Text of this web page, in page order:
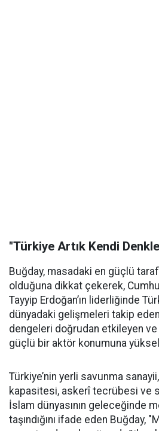
"Türkiye Artık Kendi
Buğday, masadaki en güçlü
olduğuna dikkat çekerek,
Tayyip Erdoğan’ın liderliğinde
dünyadaki gelişmeleri takip
dengeleri doğrudan etkileyen ve
güçlü bir aktör konumuna
Türkiye’nin yerli savunma
kapasitesi, askerî tecrübesi ve
İslam dünyasının geleceğinde
taşındığını ifade eden Buğday,